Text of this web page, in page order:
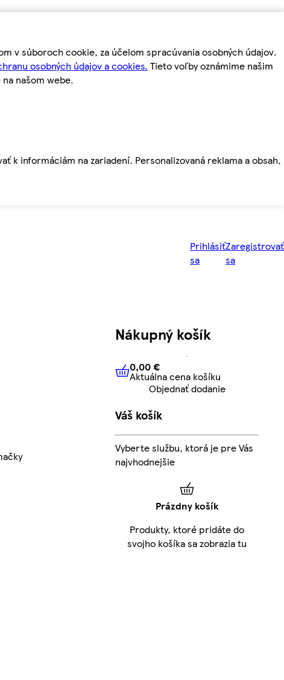
v súboroch cookie, za účelom spracúvania osobných údajov.
osobných údajov a cookies. Tieto voľby oznámime našim
našom webe.
k informáciám na zariadení. Personalizovaná reklama a obsah,
Prihlásiť
sa
Zaregistrovať
sa
Nákupný košík
0,00 € Aktuálna cena košíku
0,00 €
Aktuálna cena košíku
Objednať dodanie
Váš košík
Vyberte službu, ktorá je pre Vás
najvhodnejšie
Prázdny košík
Produkty, ktoré pridáte do
svojho košíka sa zobrazia tu